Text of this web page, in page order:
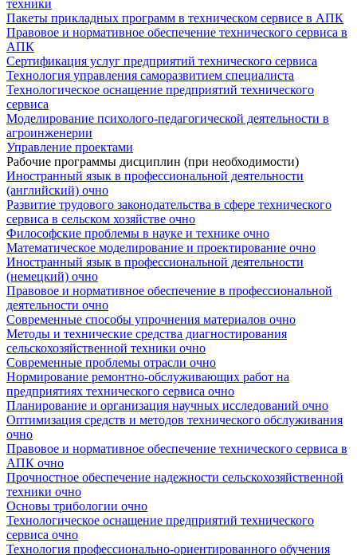
техники
Пакеты прикладных программ в техническом сервисе в АПК
Правовое и нормативное обеспечение технического сервиса в
АПК
Сертификация услуг предприятий технического сервиса
Технология управления саморазвитием специалиста
Технологическое оснащение предприятий технического
сервиса
Моделирование психолого-педагогической деятельности в
агроинженерии
Управление проектами
Рабочие программы дисциплин (при необходимости)
Иностранный язык в профессиональной деятельности
(английский) очно
Развитие трудового законодательства в сфере технического
сервиса в сельском хозяйстве очно
Философские проблемы в науке и технике очно
Математическое моделирование и проектирование очно
Иностранный язык в профессиональной деятельности
(немецкий) очно
Правовое и нормативное обеспечение в профессиональной
деятельности очно
Современные способы упрочнения материалов очно
Методы и технические средства диагностирования
сельскохозяйственной техники очно
Современные проблемы отрасли очно
Нормирование ремонтно-обслуживающих работ на
предприятиях технического сервиса очно
Планирование и организация научных исследований очно
Оптимизация средств и методов технического обслуживания
очно
Правовое и нормативное обеспечение технического сервиса в
АПК очно
Прочностное обеспечение надежности сельскохозяйственной
техники очно
Основы трибологии очно
Технологическое оснащение предприятий технического
сервиса очно
Технология профессионально-ориентированного обучения